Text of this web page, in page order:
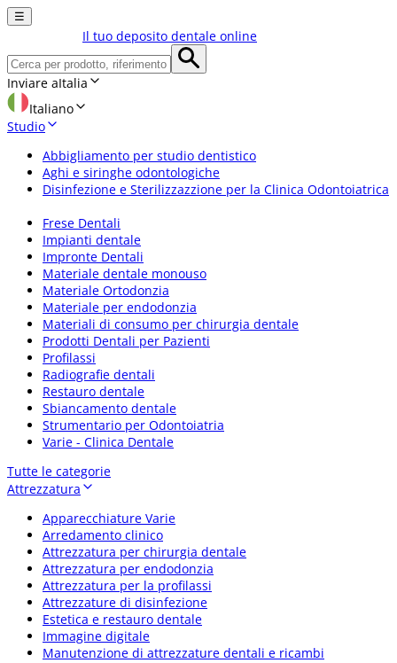
☰
Il tuo deposito dentale online
Inviare aItalia
Italiano
Studio
Abbigliamento per studio dentistico
Aghi e siringhe odontologiche
Disinfezione e Sterilizzazzione per la Clinica Odontoiatrica
Frese Dentali
Impianti dentale
Impronte Dentali
Materiale dentale monouso
Materiale Ortodonzia
Materiale per endodonzia
Materiali di consumo per chirurgia dentale
Prodotti Dentali per Pazienti
Profilassi
Radiografie dentali
Restauro dentale
Sbiancamento dentale
Strumentario per Odontoiatria
Varie - Clinica Dentale
Tutte le categorie
Attrezzatura
Apparecchiature Varie
Arredamento clinico
Attrezzatura per chirurgia dentale
Attrezzatura per endodonzia
Attrezzatura per la profilassi
Attrezzature di disinfezione
Estetica e restauro dentale
Immagine digitale
Manutenzione di attrezzature dentali e ricambi